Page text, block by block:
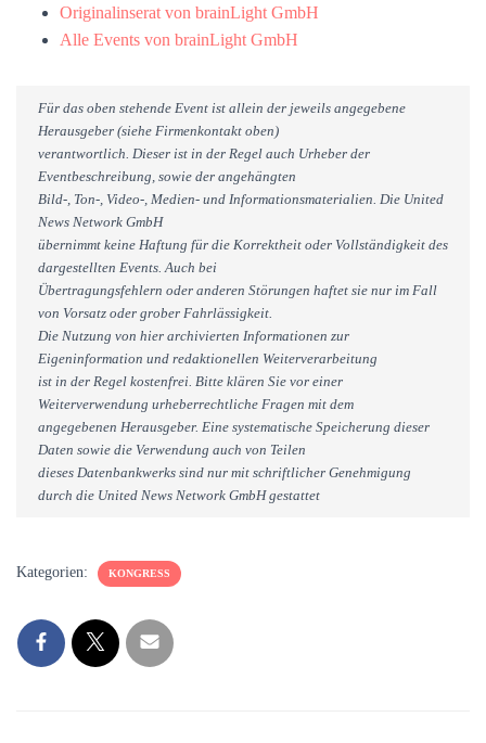
Originalinserat von brainLight GmbH
Alle Events von brainLight GmbH
Für das oben stehende Event ist allein der jeweils angegebene
Herausgeber (siehe Firmenkontakt oben)
verantwortlich. Dieser ist in der Regel auch Urheber der
Eventbeschreibung, sowie der angehängten
Bild-, Ton-, Video-, Medien- und Informationsmaterialien. Die United
News Network GmbH
übernimmt keine Haftung für die Korrektheit oder Vollständigkeit des
dargestellten Events. Auch bei
Übertragungsfehlern oder anderen Störungen haftet sie nur im Fall
von Vorsatz oder grober Fahrlässigkeit.
Die Nutzung von hier archivierten Informationen zur
Eigeninformation und redaktionellen Weiterverarbeitung
ist in der Regel kostenfrei. Bitte klären Sie vor einer
Weiterverwendung urheberrechtliche Fragen mit dem
angegebenen Herausgeber. Eine systematische Speicherung dieser
Daten sowie die Verwendung auch von Teilen
dieses Datenbankwerks sind nur mit schriftlicher Genehmigung
durch die United News Network GmbH gestattet
Kategorien: KONGRESS